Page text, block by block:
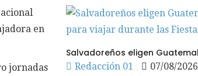
en
jornadas
Redacción 01 07/08/2026